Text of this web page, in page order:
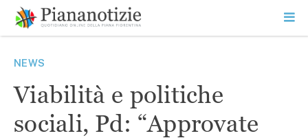
contenuto
SEARCH
NEWS
Viabilità e politiche
sociali, Pd: “Approvate